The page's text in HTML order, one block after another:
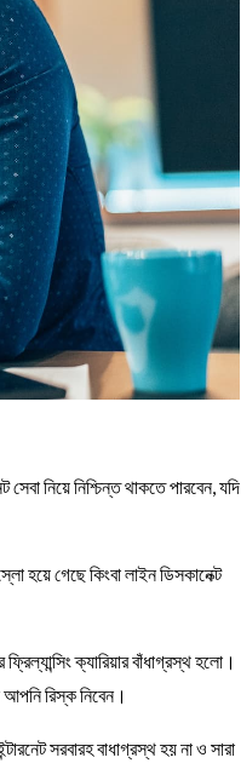
সেবা নিয়ে নিশ্চিন্ত থাকতে পারবেন, যদি
হয়ে গেছে কিংবা লাইন ডিসকানেক্ট
ক্যারিয়ার বাঁধাগ্রস্থ হলো।
আপনি রিস্ক নিবেন।
সরবারহ বাধাগ্রস্থ হয় না ও সারা